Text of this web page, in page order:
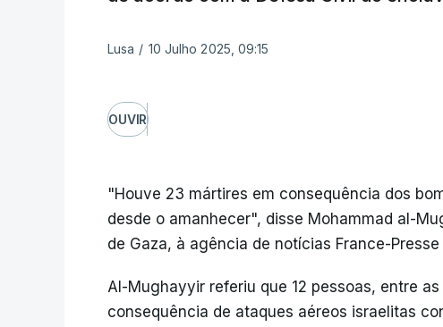
Lusa / 10 Julho 2025, 09:15
OUVIR
"Houve 23 mártires em consequência dos
desde o amanhecer", disse Mohammad al-
de Gaza, à agência de notícias France-Presse
Al-Mughayyir referiu que 12 pessoas, entre
consequência de ataques aéreos israelitas